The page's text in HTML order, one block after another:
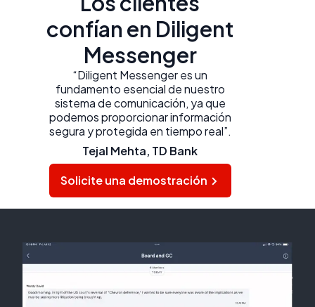
confían en Diligent
Messenger
“Diligent Messenger es un
fundamento esencial de nuestro
sistema de comunicación, ya que
podemos proporcionar información
segura y protegida en tiempo real”.
Tejal Mehta, TD Bank
Solicite una demostración